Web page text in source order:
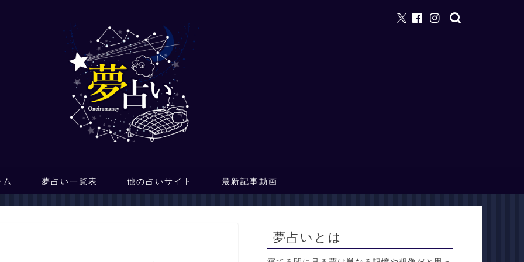
ム 夢占い一覧表 他の占いサイト 最新記事動画
夢占いとは